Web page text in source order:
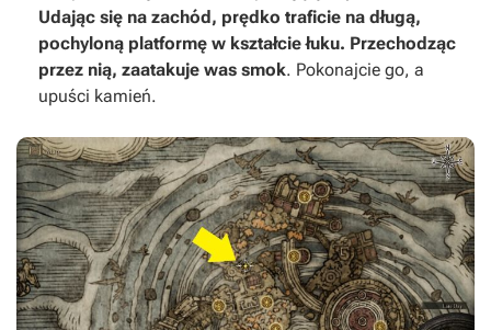
Udając się na zachód, prędko traficie na długą,
pochyloną platformę w kształcie łuku. Przechodząc
przez nią, zaatakuje was smok. Pokonajcie go, a
upuści kamień.